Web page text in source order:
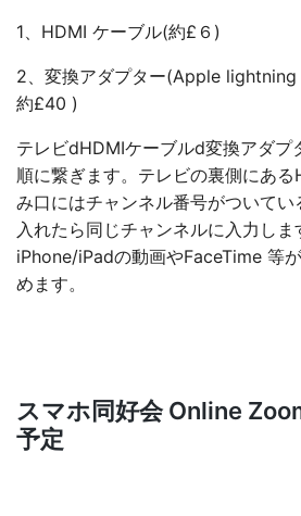
1、HDMI ケーブル(約£６)
2、変換アダプター(Apple
約£40 )
テレビdHDMIケーブルd変換アダ
順に繋ぎます。テレビの裏側にあ
み口にはチャンネル番号がついて
入れたら同じチャンネルに入力しま
iPhone/iPadの動画やFaceTime 等
めます。
スマホ同好会 Online
予定